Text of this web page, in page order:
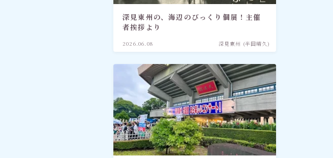
深見東州の、海辺のびっくり個展！主催
者挨拶より
2026.06.08 深見東州 (半田晴久)